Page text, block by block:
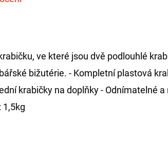
ve které jsou dvě podlouhlé
bižutérie. - Kompletní plastová
krabičky na doplňky - Odnímatelné
1,5kg